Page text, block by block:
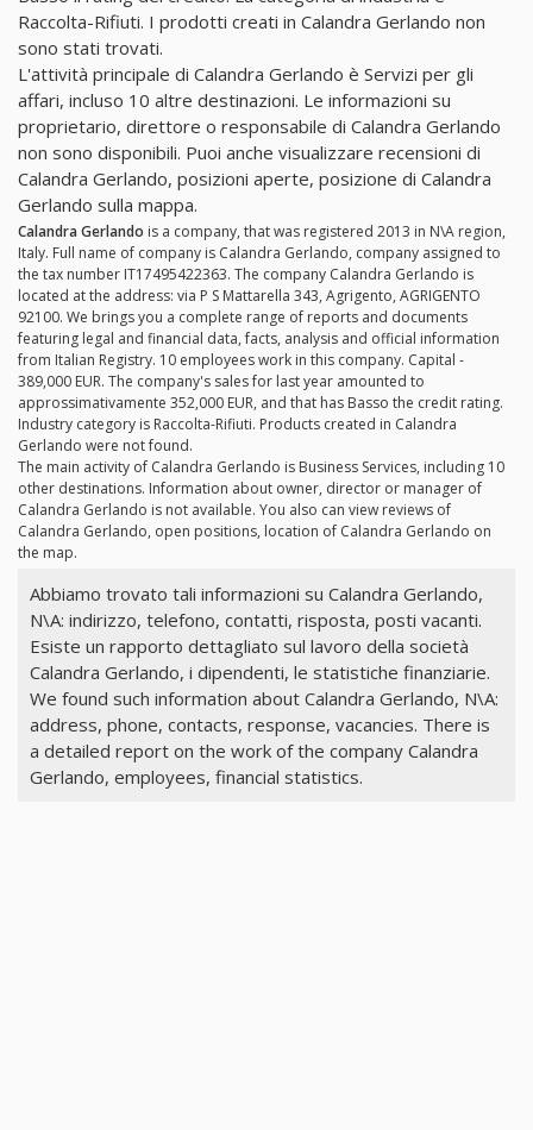
Raccolta-Rifiuti. I prodotti creati in Calandra Gerlando non
sono stati trovati.
L'attività principale di Calandra Gerlando è Servizi per gli
affari, incluso 10 altre destinazioni. Le informazioni su
proprietario, direttore o responsabile di Calandra Gerlando
non sono disponibili. Puoi anche visualizzare recensioni di
Calandra Gerlando, posizioni aperte, posizione di Calandra
Gerlando sulla mappa.
Calandra Gerlando is a company, that was registered 2013 in N\A region,
Italy. Full name of company is Calandra Gerlando, company assigned to
the tax number IT17495422363. The company Calandra Gerlando is
located at the address: via P S Mattarella 343, Agrigento, AGRIGENTO
92100. We brings you a complete range of reports and documents
featuring legal and financial data, facts, analysis and official information
from Italian Registry. 10 employees work in this company. Capital -
389,000 EUR. The company's sales for last year amounted to
approssimativamente 352,000 EUR, and that has Basso the credit rating.
Industry category is Raccolta-Rifiuti. Products created in Calandra
Gerlando were not found.
The main activity of Calandra Gerlando is Business Services, including 10
other destinations. Information about owner, director or manager of
Calandra Gerlando is not available. You also can view reviews of
Calandra Gerlando, open positions, location of Calandra Gerlando on
the map.
Abbiamo trovato tali informazioni su Calandra Gerlando,
N\A: indirizzo, telefono, contatti, risposta, posti vacanti.
Esiste un rapporto dettagliato sul lavoro della società
Calandra Gerlando, i dipendenti, le statistiche finanziarie.
We found such information about Calandra Gerlando, N\A:
address, phone, contacts, response, vacancies. There is
a detailed report on the work of the company Calandra
Gerlando, employees, financial statistics.